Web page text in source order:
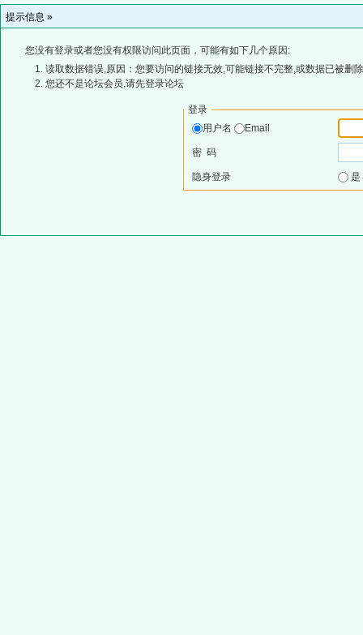
提示信息 »
您没有登录或者您没有权限访问此页面，可能有如下几个原因:
读取数据错误,原因：您要访问的链接无效,可能链接不完整,或数据已被删
您还不是论坛会员,请先登录论坛
登录
用户名
Email
密 码
隐身登录